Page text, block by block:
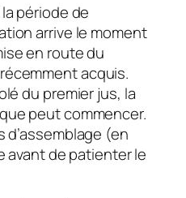
période de
arrive le moment
en route du
acquis.
du premier jus, la
peut commencer.
d’assemblage (en
avant de patienter le